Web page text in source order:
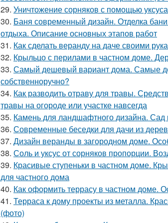
29. Уничтожение сорняков с помощью
30. Баня современный дизайн. Отделка
отдыха. Описание основных этапов работ
31. Как сделать веранду на даче своими
32. Крыльцо с перилами в частном доме.
33. Самый дешевый вариант дома. Самые
собственноручно?
34. Как разводить отраву для травы.
травы на огороде или участке навсегда
35. Камень для ландшафтного дизайна. Сад
36. Современные беседки для дачи из
37. Дизайн веранды в загородном доме.
38. Соль и уксус от сорняков пропорции.
39. Красивые ступеньки в частном доме.
для частного дома
40. Как оформить террасу в частном доме.
41. Терраса к дому проекты из металла.
(фото)